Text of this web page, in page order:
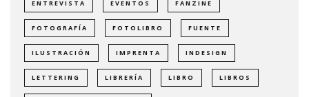
ENTREVISTA EVENTOS FANZINE
FOTOGRAFÍA FOTOLIBRO FUENTE
ILUSTRACIÓN IMPRENTA INDESIGN
LETTERING LIBRERÍA LIBRO LIBROS